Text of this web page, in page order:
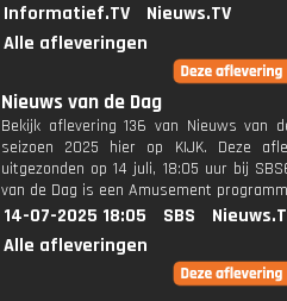
Informatief.TV
Nieuws.TV
Alle afleveringen
Nieuws van de Dag
Bekijk aflevering 136 van Nieuws van
seizoen 2025 hier op KIJK. Deze
uitgezonden op 14 juli, 18:05 uur bij
van de Dag is een Amusement
14-07-2025 18:05 SBS
Alle afleveringen